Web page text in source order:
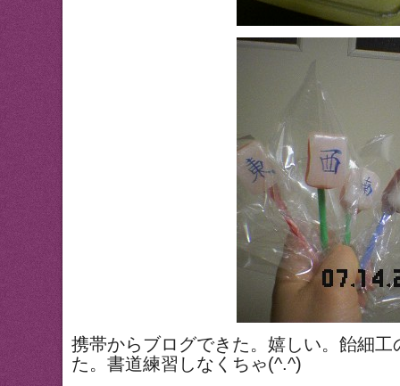
携帯からブログできた。嬉しい。飴細
た。書道練習しなくちゃ(^.^)